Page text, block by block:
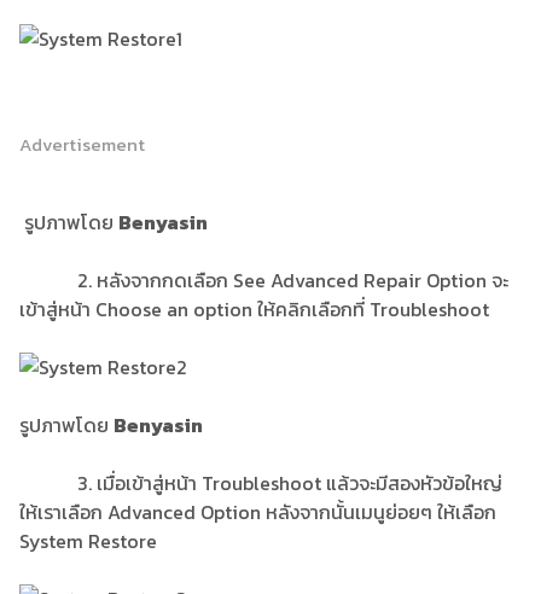
Advertisement
รูปภาพโดย Benyasin
2. หลังจากกดเลือก See Advanced Repair Option จะ
เข้าสู่หน้า Choose an option ให้คลิกเลือกที่ Troubleshoot
รูปภาพโดย Benyasin
3. เมื่อเข้าสู่หน้า Troubleshoot แล้วจะมีสองหัวข้อใหญ่
ให้เราเลือก Advanced Option หลังจากนั้นเมนูย่อยๆ ให้เลือก
System Restore